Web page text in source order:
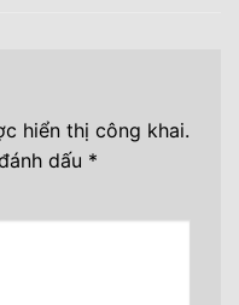
hiển thị công khai.
dấu *